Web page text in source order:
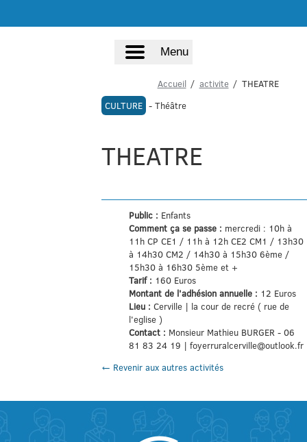
Menu
Accueil activite
THEATRE
CULTURE - Théâtre
THEATRE
Public : Enfants
Comment ça se passe : mercredi : 10h à
11h CP CE1 / 11h à 12h CE2 CM1 / 13h30
à 14h30 CM2 / 14h30 à 15h30 6ème /
15h30 à 16h30 5ème et +
Tarif : 160 Euros
Montant de l'adhésion annuelle : 12 Euros
Lieu :Cerville | la cour de recré ( rue de
l'eglise )
Contact : Monsieur Mathieu BURGER - 06
81 83 24 19 | foyerruralcerville@outlook.fr
← Revenir aux autres activités